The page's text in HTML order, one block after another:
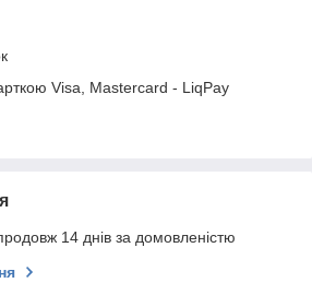
Visa, Mastercard - LiqPay
14 днів за домовленістю